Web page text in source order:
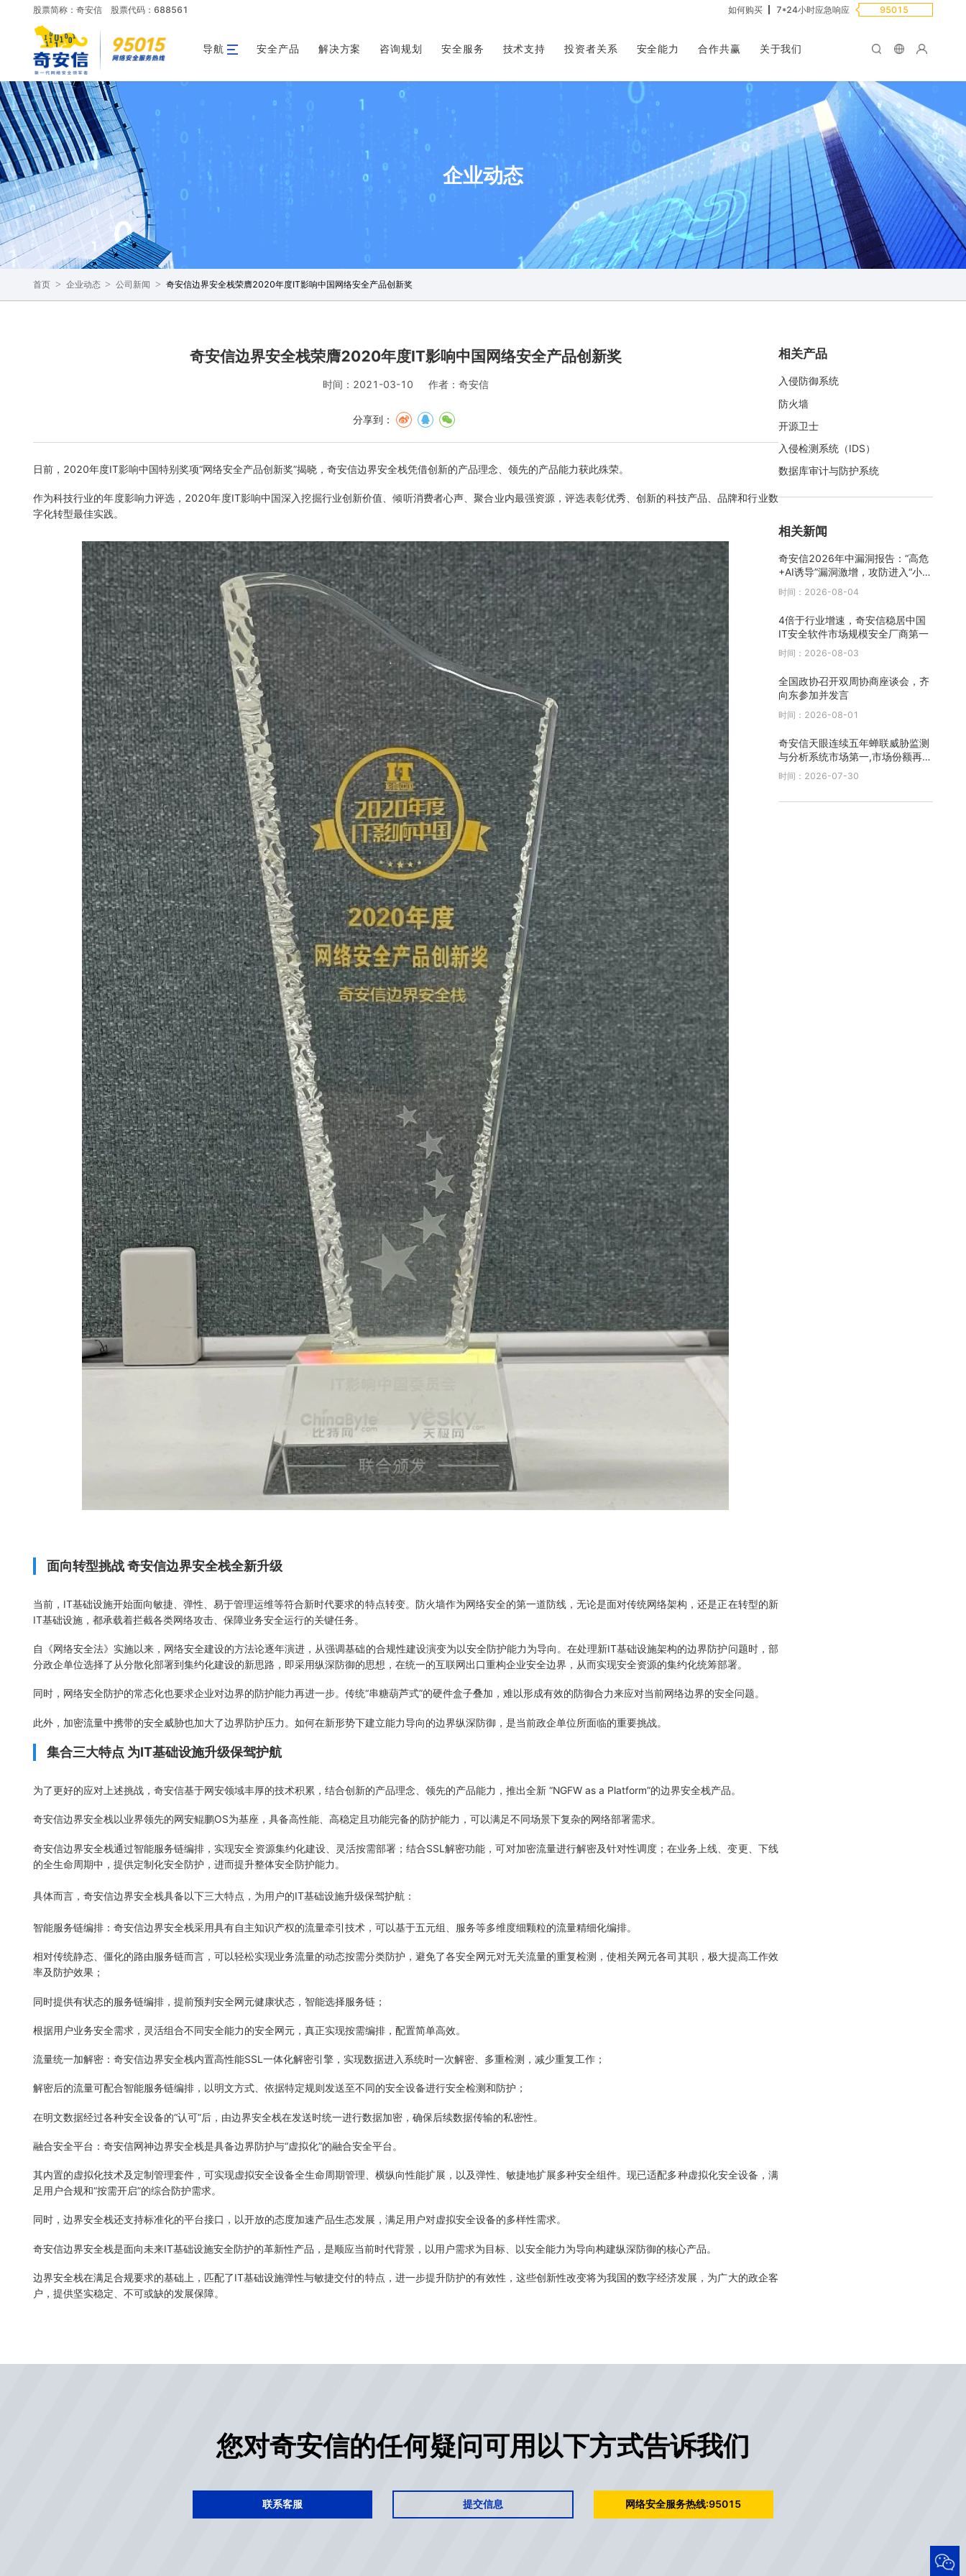
股票简称：奇安信 股票代码：688561 如何购买 7*24小时应急响应 95015
导航 安全产品 解决方案 咨询规划 安全服务 技术支持 投资者关系 安全能力 合作共赢 关于我们
企业动态
首页 > 企业动态 > 公司新闻 > 奇安信边界安全栈荣膺2020年度IT影响中国网络安全产品创新奖
奇安信边界安全栈荣膺2020年度IT影响中国网络安全产品创新奖
时间：2021-03-10 作者：奇安信
分享到：
日前，2020年度IT影响中国特别奖项“网络安全产品创新奖”揭晓，奇安信边界安全栈凭借创新的产品理念、领先的产品能力获此殊荣。
作为科技行业的年度影响力评选，2020年度IT影响中国深入挖掘行业创新价值、倾听消费者心声、聚合业内最强资源，评选表彰优秀、创新的科技产品、品牌和行业数
字化转型最佳实践。
面向转型挑战 奇安信边界安全栈全新升级
当前，IT基础设施开始面向敏捷、弹性、易于管理运维等符合新时代要求的特点转变。防火墙作为网络安全的第一道防线，无论是面对传统网络架构，还是正在转型的新
IT基础设施，都承载着拦截各类网络攻击、保障业务安全运行的关键任务。
自《网络安全法》实施以来，网络安全建设的方法论逐年演进，从强调基础的合规性建设演变为以安全防护能力为导向。在处理新IT基础设施架构的边界防护问题时，部
分政企单位选择了从分散化部署到集约化建设的新思路，即采用纵深防御的思想，在统一的互联网出口重构企业安全边界，从而实现安全资源的集约化统筹部署。
同时，网络安全防护的常态化也要求企业对边界的防护能力再进一步。传统“串糖葫芦式”的硬件盒子叠加，难以形成有效的防御合力来应对当前网络边界的安全问题。
此外，加密流量中携带的安全威胁也加大了边界防护压力。如何在新形势下建立能力导向的边界纵深防御，是当前政企单位所面临的重要挑战。
集合三大特点 为IT基础设施升级保驾护航
为了更好的应对上述挑战，奇安信基于网安领域丰厚的技术积累，结合创新的产品理念、领先的产品能力，推出全新 “NGFW as a Platform”的边界安全栈产品。
奇安信边界安全栈以业界领先的网安鲲鹏OS为基座，具备高性能、高稳定且功能完备的防护能力，可以满足不同场景下复杂的网络部署需求。
奇安信边界安全栈通过智能服务链编排，实现安全资源集约化建设、灵活按需部署；结合SSL解密功能，可对加密流量进行解密及针对性调度；在业务上线、变更、下线
的全生命周期中，提供定制化安全防护，进而提升整体安全防护能力。
具体而言，奇安信边界安全栈具备以下三大特点，为用户的IT基础设施升级保驾护航：
智能服务链编排：奇安信边界安全栈采用具有自主知识产权的流量牵引技术，可以基于五元组、服务等多维度细颗粒的流量精细化编排。
相对传统静态、僵化的路由服务链而言，可以轻松实现业务流量的动态按需分类防护，避免了各安全网元对无关流量的重复检测，使相关网元各司其职，极大提高工作效
率及防护效果；
同时提供有状态的服务链编排，提前预判安全网元健康状态，智能选择服务链；
根据用户业务安全需求，灵活组合不同安全能力的安全网元，真正实现按需编排，配置简单高效。
流量统一加解密：奇安信边界安全栈内置高性能SSL一体化解密引擎，实现数据进入系统时一次解密、多重检测，减少重复工作；
解密后的流量可配合智能服务链编排，以明文方式、依据特定规则发送至不同的安全设备进行安全检测和防护；
在明文数据经过各种安全设备的“认可”后，由边界安全栈在发送时统一进行数据加密，确保后续数据传输的私密性。
融合安全平台：奇安信网神边界安全栈是具备边界防护与“虚拟化”的融合安全平台。
其内置的虚拟化技术及定制管理套件，可实现虚拟安全设备全生命周期管理、横纵向性能扩展，以及弹性、敏捷地扩展多种安全组件。现已适配多种虚拟化安全设备，满
足用户合规和“按需开启”的综合防护需求。
同时，边界安全栈还支持标准化的平台接口，以开放的态度加速产品生态发展，满足用户对虚拟安全设备的多样性需求。
奇安信边界安全栈是面向未来IT基础设施安全防护的革新性产品，是顺应当前时代背景，以用户需求为目标、以安全能力为导向构建纵深防御的核心产品。
边界安全栈在满足合规要求的基础上，匹配了IT基础设施弹性与敏捷交付的特点，进一步提升防护的有效性，这些创新性改变将为我国的数字经济发展，为广大的政企客
户，提供坚实稳定、不可或缺的发展保障。
相关产品
入侵防御系统
防火墙
开源卫士
入侵检测系统（IDS）
数据库审计与防护系统
相关新闻
奇安信2026年中漏洞报告：“高危
+AI诱导”漏洞激增，攻防进入“小时
级”时代
时间：2026-08-04
4倍于行业增速，奇安信稳居中国
IT安全软件市场规模安全厂商第一
时间：2026-08-03
全国政协召开双周协商座谈会，齐
向东参加并发言
时间：2026-08-01
奇安信天眼连续五年蝉联威胁监测
与分析系统市场第一,市场份额再创
新高
时间：2026-07-30
您对奇安信的任何疑问可用以下方式告诉我们
联系客服 提交信息 网络安全服务热线:95015